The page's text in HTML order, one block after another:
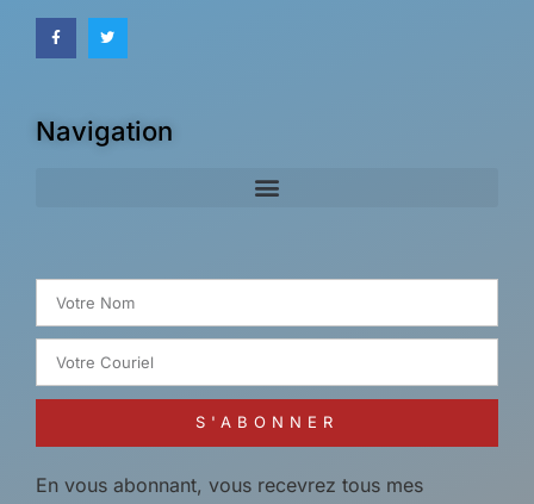
Navigation
S'ABONNER
En vous abonnant, vous recevrez tous mes